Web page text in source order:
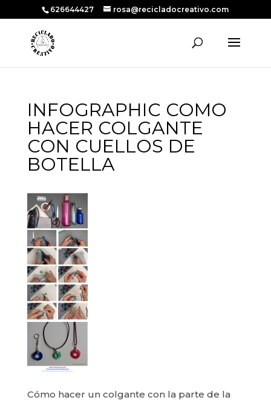
626644427 rosa@recicladocreativo.com
INFOGRAPHIC COMO
HACER COLGANTE
CON CUELLOS DE
BOTELLA
Cómo hacer un colgante con la parte de la